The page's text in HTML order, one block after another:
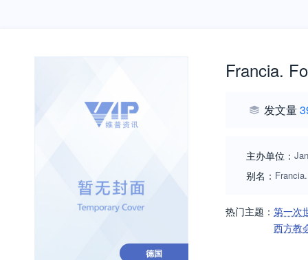
德国
Francia.
发文量
主办单位：
别名：
热门主题： 第一次
西方教